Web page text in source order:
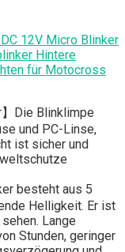
12V Micro Blinker
Hintere
für Motocross
Die Blinklimpe
und PC-Linse,
ist sicher und
besteht aus 5
Helligkeit. Er ist
Lange
Stunden, geringer